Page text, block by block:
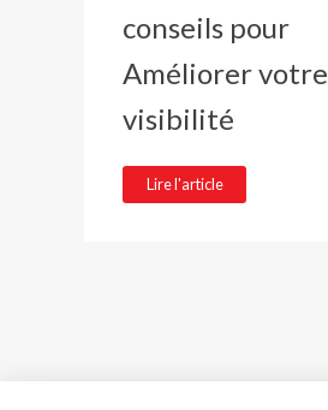
conseils pour
Améliorer votre
visibilité
Lire l'article